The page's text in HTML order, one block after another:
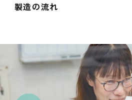
製造の流れ